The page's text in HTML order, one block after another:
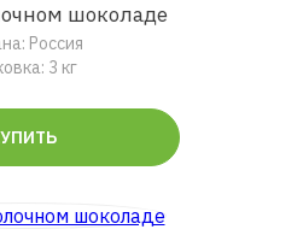
шоколаде
Россия
3 кг